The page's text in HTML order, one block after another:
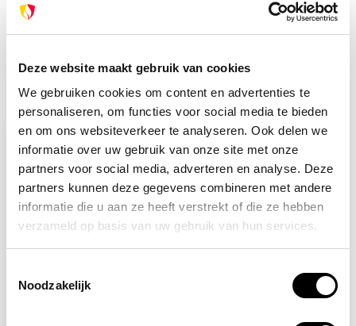
Deze website maakt gebruik van cookies
We gebruiken cookies om content en advertenties te
personaliseren, om functies voor social media te bieden
en om ons websiteverkeer te analyseren. Ook delen we
informatie over uw gebruik van onze site met onze
partners voor social media, adverteren en analyse. Deze
partners kunnen deze gegevens combineren met andere
informatie die u aan ze heeft verstrekt of die ze hebben
verzameld op basis van uw gebruik van hun services.
Noodzakelijk
Recent bekeken